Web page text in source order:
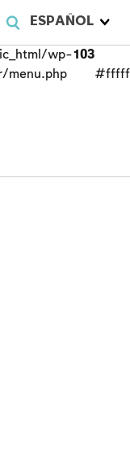
ESPAÑOL
wp-
menu.php
103